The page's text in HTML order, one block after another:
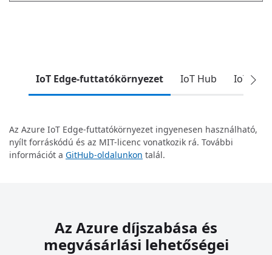
IoT Edge-futtatókörnyezet IoT Hub IoT
Az Azure IoT Edge-futtatókörnyezet ingyenesen használható,
nyílt forráskódú és az MIT-licenc vonatkozik rá. További
információt a GitHub-oldalunkon talál.
Az Azure díjszabása és
megvásárlási lehetőségei